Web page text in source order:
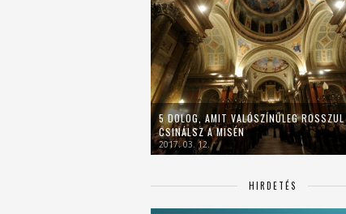
5 DOLOG, AMIT VALÓSZÍNŰLEG ROSSZUL
CSINÁLSZ A MISÉN
2017. 03. 12.
HIRDETÉS